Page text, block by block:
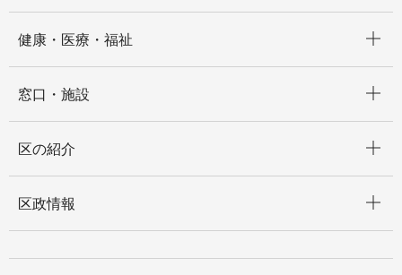
健康・医療・福祉
窓口・施設
区の紹介
区政情報